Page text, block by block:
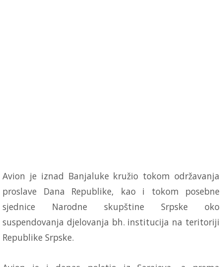
Avion je iznad Banjaluke kružio tokom održavanja
proslave Dana Republike, kao i tokom posebne
sjednice Narodne skupštine Srpske oko
suspendovanja djelovanja bh. institucija na teritoriji
Republike Srpske.